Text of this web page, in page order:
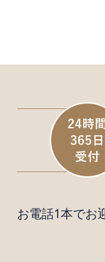
お電話1本でお